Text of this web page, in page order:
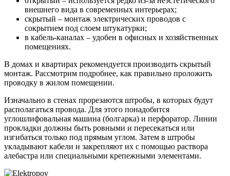
внешнего вида в современных интерьерах;
скрытый – монтаж электрических проводов с
сокрытием под слоем штукатурки;
в кабель-каналах – удобен в офисных и хозяйственных
помещениях.
В домах и квартирах рекомендуется производить скрытый
монтаж. Рассмотрим подробнее, как правильно проложить
проводку в жилом помещении.
Изначально в стенах прорезаются штробы, в которых будут
располагаться провода. Для этого понадобится
углошлифовальная машина (болгарка) и перфоратор. Линии
прокладки должны быть ровными и пересекаться или
изгибаться только под прямым углом. Затем в штробы
укладывают кабели и закрепляют их с помощью раствора
алебастра или специальными крепежными элементами.